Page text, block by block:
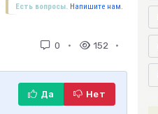
Есть вопросы. Напишите нам.
0 152
Да Нет